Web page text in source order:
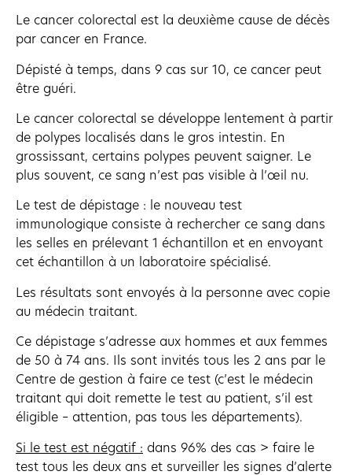
Le cancer colorectal est la deuxième cause de décès
par cancer en France.
Dépisté à temps, dans 9 cas sur 10, ce cancer peut
être guéri.
Le cancer colorectal se développe lentement à partir
de polypes localisés dans le gros intestin. En
grossissant, certains polypes peuvent saigner. Le
plus souvent, ce sang n’est pas visible à l’œil nu.
Le test de dépistage : le nouveau test
immunologique consiste à rechercher ce sang dans
les selles en prélevant 1 échantillon et en envoyant
cet échantillon à un laboratoire spécialisé.
Les résultats sont envoyés à la personne avec copie
au médecin traitant.
Ce dépistage s’adresse aux hommes et aux femmes
de 50 à 74 ans. Ils sont invités tous les 2 ans par le
Centre de gestion à faire ce test (c’est le médecin
traitant qui doit remette le test au patient, s’il est
éligible – attention, pas tous les départements).
Si le test est négatif : dans 96% des cas > faire le
test tous les deux ans et surveiller les signes d’alerte